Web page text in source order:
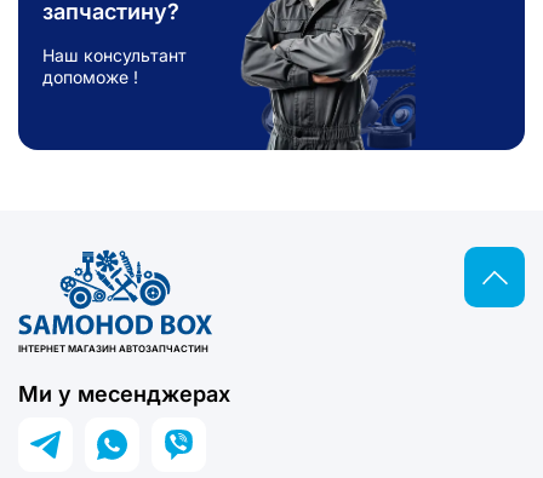
просто — додайте товар у кошик та оформіть
замовлення онлайн.
запчастину?
Наш консультант
допоможе !
ІНТЕРНЕТ МАГАЗИН АВТОЗАПЧАСТИН
Ми у месенджерах